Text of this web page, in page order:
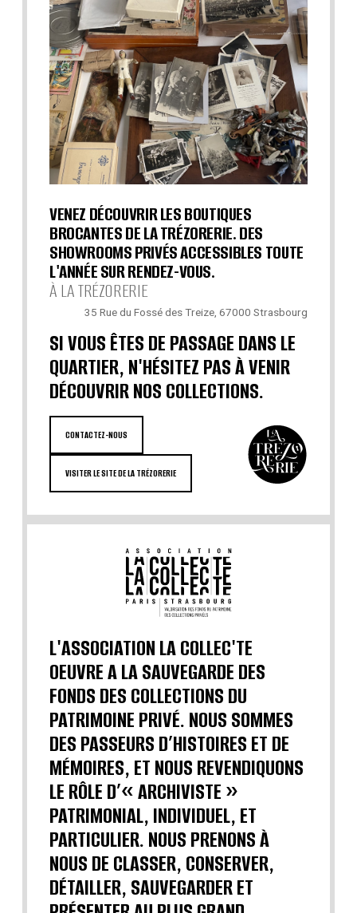
VENEZ DÉCOUVRIR LES BOUTIQUES
BROCANTES DE LA TRÉZORERIE. DES
SHOWROOMS PRIVÉS ACCESSIBLES TOUTE
L'ANNÉE SUR RENDEZ-VOUS.
À LA TRÉZORERIE
35 Rue du Fossé des Treize, 67000 Strasbourg
SI VOUS ÊTES DE PASSAGE DANS LE
QUARTIER, N'HÉSITEZ PAS À VENIR
DÉCOUVRIR NOS COLLECTIONS.
CONTACTEZ-NOUS
VISITER LE SITE DE LA TRÉZORERIE
L'ASSOCIATION LA COLLEC'TE
OEUVRE A LA SAUVEGARDE DES
FONDS DES COLLECTIONS DU
PATRIMOINE PRIVÉ. NOUS SOMMES
DES PASSEURS D’HISTOIRES ET DE
MÉMOIRES, ET NOUS REVENDIQUONS
LE RÔLE D’« ARCHIVISTE »
PATRIMONIAL, INDIVIDUEL, ET
PARTICULIER. NOUS PRENONS À
NOUS DE CLASSER, CONSERVER,
DÉTAILLER, SAUVEGARDER ET